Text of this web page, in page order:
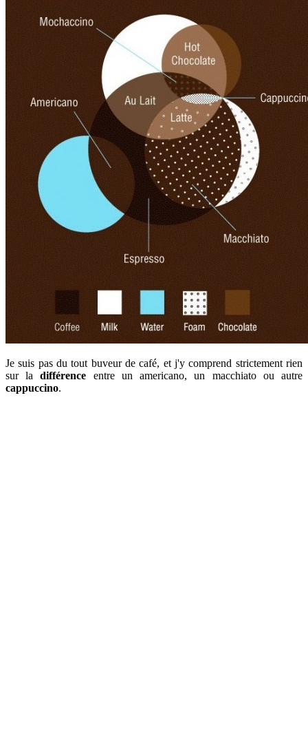
Je suis pas du tout buveur de café, et j'y comprend strictement rien
sur ladifférence entre un americano, un macchiato ou autre
cappuccino.